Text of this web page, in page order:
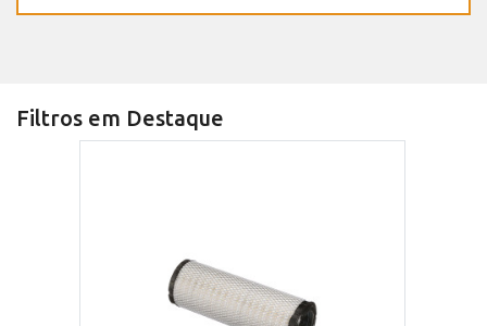
Filtros em Destaque